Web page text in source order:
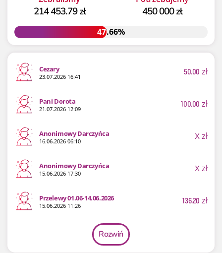
214 453.79 zł 450 000 zł
47.66%
47.66%
Cezary
23.07.2026 16:41 50.00 zł
Pani Dorota
21.07.2026 12:09 100.00 zł
Anonimowy Darczyńca
16.06.2026 06:10 Xzł
Anonimowy Darczyńca
15.06.2026 17:30 Xzł
Przelewy 01.06-14.06.2026
15.06.2026 11:26 136.20 zł
Rozwiń